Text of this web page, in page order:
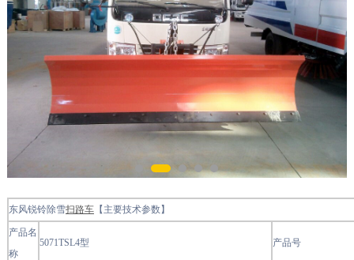
东风锐铃除雪扫路车【主要技术参数】
产品名
称
5071TSL4型 产品号